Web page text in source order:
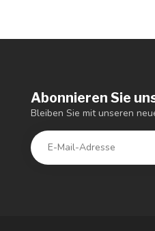
Abonnieren Sie
Bleiben Sie mit unseren